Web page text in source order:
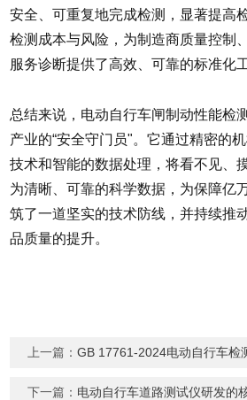
安全、可重复地完成检测，显著提高
检测成本与风险，为制造商质量控制
服务诊断提供了高效、可靠的标准化工
总结来说，电动自行车闸制动性能检
产业的“安全守门员"。它通过精密的
技术和智能的数据处理，将看不见、
为清晰、可靠的科学数据，为保障亿
筑了一道坚实的技术防线，并持续推
品质量的提升。
上一篇：GB 17761-2024电动自行车检
下一篇： 电动自行车道路测试仪研发的